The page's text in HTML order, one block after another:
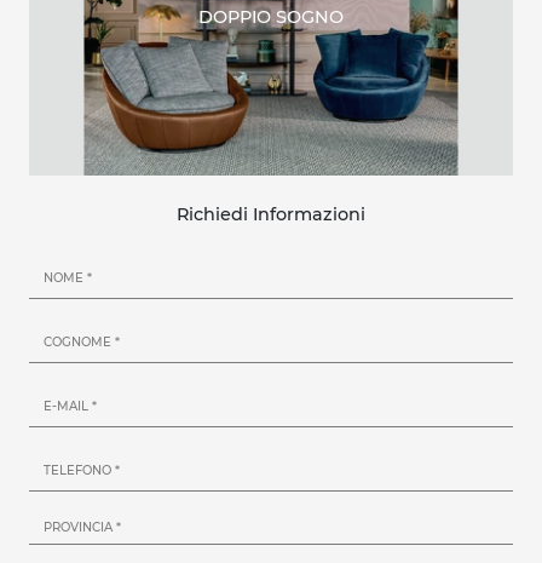
DOPPIO SOGNO
Richiedi Informazioni